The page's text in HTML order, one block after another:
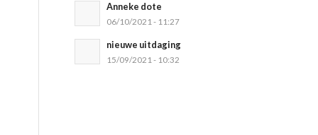
Anneke dote
06/10/2021 - 11:27
nieuwe uitdaging
15/09/2021 - 10:32